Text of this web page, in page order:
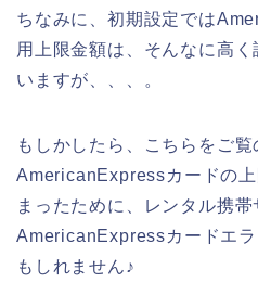
ちなみに、初期設定では
用上限金額は、そんなに高
いますが、、、。
もしかしたら、こちらをご覧
AmericanExpressカードの
まったために、レンタル携
AmericanExpressカードエ
もしれません♪